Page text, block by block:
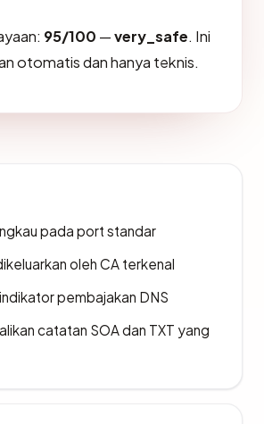
95/100 —very_safe. Ini
otomatis dan hanya teknis.
pada port standar
oleh CA terkenal
pembajakan DNS
catatan SOA dan TXT yang